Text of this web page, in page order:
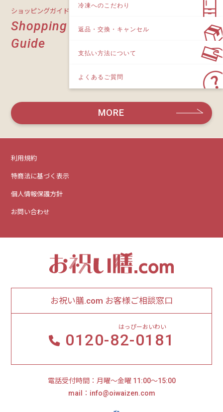
ショッピングガイド
Shopping
Guide
MORE
冷凍へのこだわり
返品・交換・キャンセル
支払い方法について
よくあるご質問
利用規約
特商法に基づく表示
個人情報保護方針
お問い合わせ
お祝い膳.com お客様ご相談窓口
0120-82-0181
はっぴーおいわい
電話受付時間：月曜～金曜 11:00～15:00
mail：info@oiwaizen.com